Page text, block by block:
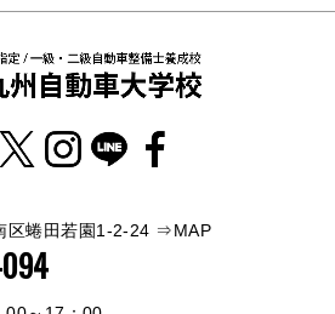
区蜷田若園1-2-24 ⇒MAP